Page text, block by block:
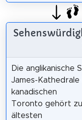
Die anglikanische
James-Kathedrale
kanadischen
Toronto gehört
ältesten